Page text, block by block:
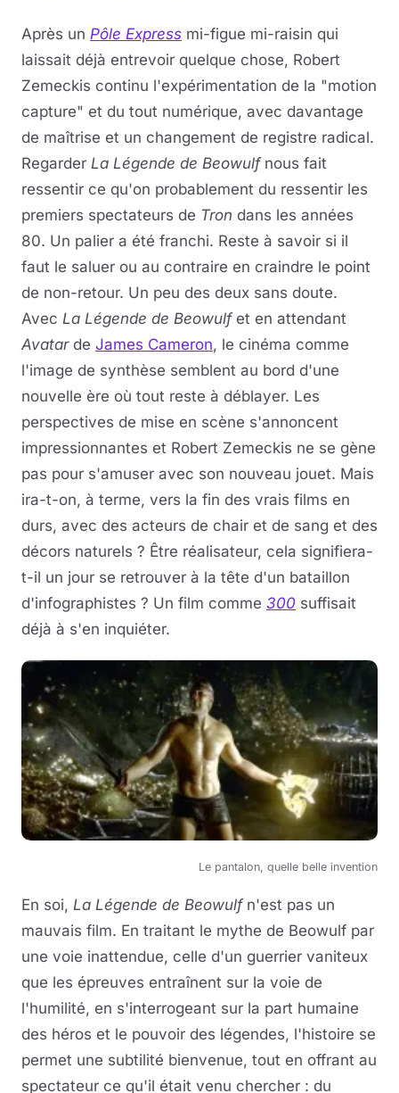
Après un Pôle Express mi-figue mi-raisin qui
laissait déjà entrevoir quelque chose, Robert
Zemeckis continu l'expérimentation de la "motion
capture" et du tout numérique, avec davantage
de maîtrise et un changement de registre radical.
Regarder La Légende de Beowulfnous fait
ressentir ce qu'on probablement du ressentir les
premiers spectateurs de Tron dans les années
80. Un palier a été franchi. Reste à savoir si il
faut le saluer ou au contraire en craindre le point
de non-retour. Un peu des deux sans doute.
Avec La Légende de Beowulfet en attendant
Avatarde James Cameron, le cinéma comme
l'image de synthèse semblent au bord d'une
nouvelle ère où tout reste à déblayer. Les
perspectives de mise en scène s'annoncent
impressionnantes et Robert Zemeckis ne se gène
pas pour s'amuser avec son nouveau jouet. Mais
ira-t-on, à terme, vers la fin des vrais films en
durs, avec des acteurs de chair et de sang et des
décors naturels ? Être réalisateur, cela signifiera-
t-il un jour se retrouver à la tête d'un bataillon
d'infographistes ? Un film comme 300 suffisait
déjà à s'en inquiéter.
Le pantalon, quelle belle invention
En soi, La Légende de Beowulfn'est pas un
mauvais film. En traitant le mythe de Beowulf par
une voie inattendue, celle d'un guerrier vaniteux
que les épreuves entraînent sur la voie de
l'humilité, en s'interrogeant sur la part humaine
des héros et le pouvoir des légendes, l'histoire se
permet une subtilité bienvenue, tout en offrant au
spectateur ce qu'il était venu chercher : du